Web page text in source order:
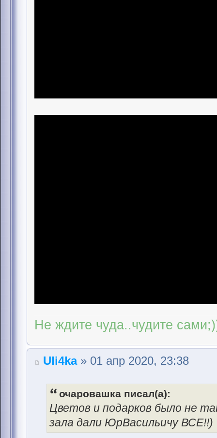
Не ждите чуда..чудите
Uli4ka» 01 апр 2020, 23:38
очаровашка писал(а):
Цветов и подарков было не
зала дали ЮрВасильичу ВСЕ!!)